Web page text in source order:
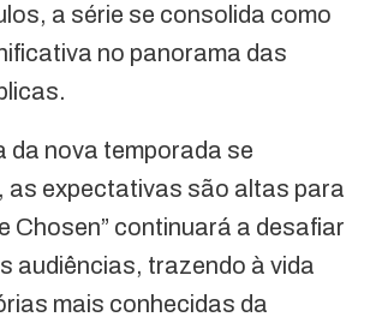
a série se consolida como
no panorama das
da nova temporada se
as expectativas são altas para
Chosen” continuará a desafiar
audiências, trazendo à vida
mais conhecidas da